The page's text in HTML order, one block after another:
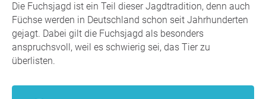
Die Fuchsjagd ist ein Teil dieser Jagdtradition, denn auch
Füchse werden in Deutschland schon seit Jahrhunderten
gejagt. Dabei gilt die Fuchsjagd als besonders
anspruchsvoll, weil es schwierig sei, das Tier zu
überlisten.